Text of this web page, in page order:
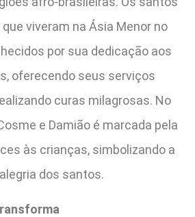
viveram na Ásia Menor no
por sua dedicação aos
oferecendo seus serviços
curas milagrosas. No
e Damião é marcada pela
às crianças, simbolizando a
dos santos.